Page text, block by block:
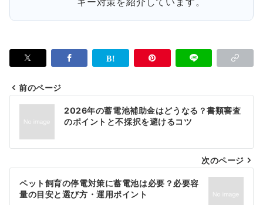
投
ナ
ビ
ゲ
前のページ
2026年の蓄電池補助金はどうなる？書類審査
のポイントと不採択を避けるコツ
次のページ
ペット飼育の停電対策に蓄電池は必要？必要容
量の目安と選び方・運用ポイント